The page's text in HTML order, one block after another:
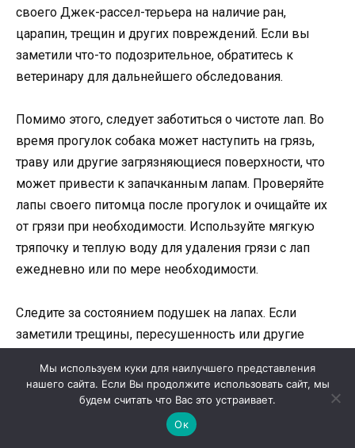
своего Джек-рассел-терьера на наличие ран,
царапин, трещин и других повреждений. Если вы
заметили что-то подозрительное, обратитесь к
ветеринару для дальнейшего обследования.
Помимо этого, следует заботиться о чистоте лап. Во
время прогулок собака может наступить на грязь,
траву или другие загрязняющиеся поверхности, что
может привести к запачканным лапам. Проверяйте
лапы своего питомца после прогулок и очищайте их
от грязи при необходимости. Используйте мягкую
тряпочку и теплую воду для удаления грязи с лап
ежедневно или по мере необходимости.
Следите за состоянием подушек на лапах. Если
заметили трещины, пересушенность или другие
ветеринару. Он сможет посоветовать специальные
средства для ухода за подушками и
проконсультировать по вопросу их лечения.
Мы используем куки для наилучшего представления
нашего сайта. Если Вы продолжите использовать сайт, мы
будем считать что Вас это устраивает.
Ок